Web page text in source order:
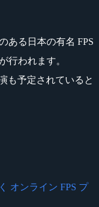
ある日本の有名 FPS
行われます。
も予定されていると
オンライン FPS プ